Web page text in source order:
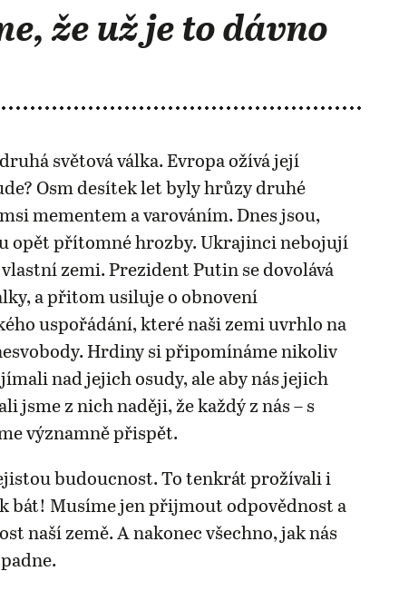
že už je to dávno
světová válka. Evropa ožívá její
Osm desítek let byly hrůzy druhé
mementem a varováním. Dnes jsou,
opět přítomné hrozby. Ukrajinci nebojují
zemi. Prezident Putin se dovolává
a přitom usiluje o obnovení
uspořádání, které naši zemi uvrhlo na
Hrdiny si připomínáme nikoliv
nad jejich osudy, ale aby nás jejich
jsme z nich naději, že každý z nás – s
významně přispět.
budoucnost. To tenkrát prožívali i
bát! Musíme jen přijmout odpovědnost a
naší země. A nakonec všechno, jak nás